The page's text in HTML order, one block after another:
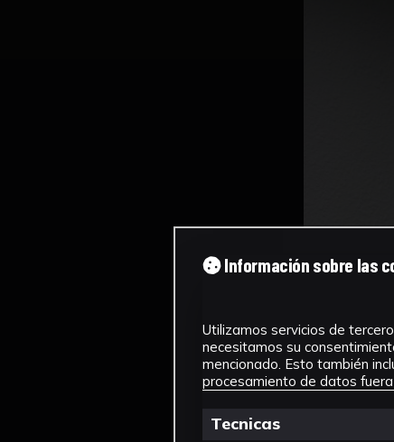
Información sobre las
Utilizamos servicios de
necesitamos su
mencionado. Esto también
procesamiento de datos fuera
Tecnicas